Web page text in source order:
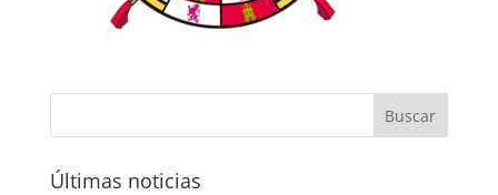
Últimas noticias